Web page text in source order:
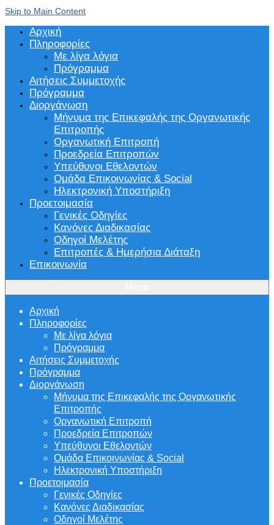
Skip to Main Content
Αρχική
Πληροφορίες
Με λίγα λόγια
Πρόγραμμα
Αιτήσεις Συμμετοχής
Πρόγραμμα
Διοργάνωση
Μήνυμα της Επικεφαλής της Οργανωτικής
Επιτροπής
Οργανωτική Επιτροπή
Προεδρεία Επιτροπών
Υπεύθυνοι Εθελοντών
Ομάδα Επικοινωνίας & Social
Ηλεκτρονική Υποστήριξη
Προετοιμασία
Γενικές Οδηγίες
Κανόνες Διαδικασίας
Οδηγοί Μελέτης
Επιτροπές & Ημερήσια Διάταξη
Επικοινωνία
Αρχική
Πληροφορίες
Με λίγα λόγια
Πρόγραμμα
Αιτήσεις Συμμετοχής
Πρόγραμμα
Διοργάνωση
Μήνυμα της Επικεφαλής της Οργανωτικής
Επιτροπής
Οργανωτική Επιτροπή
Προεδρεία Επιτροπών
Υπεύθυνοι Εθελοντών
Ομάδα Επικοινωνίας & Social
Ηλεκτρονική Υποστήριξη
Προετοιμασία
Γενικές Οδηγίες
Κανόνες Διαδικασίας
Οδηγοί Μελέτης